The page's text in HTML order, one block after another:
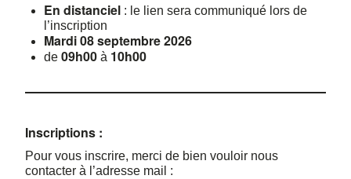
En distanciel : le lien sera communiqué lors de
l’inscription
Mardi 08 septembre 2026
de 09h00 à 10h00
Inscriptions :
Pour vous inscrire, merci de bien vouloir nous
contacter à l’adresse mail :